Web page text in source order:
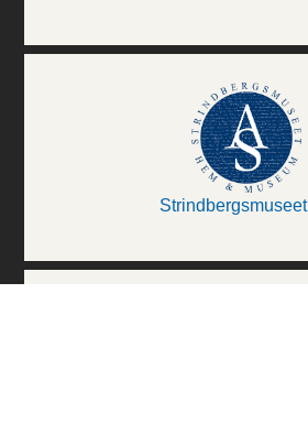
Strindbergsmuseet